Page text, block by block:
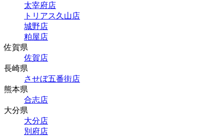
太宰府店
トリアス久山店
城野店
粕屋店
佐賀県
佐賀店
長崎県
させぼ五番街店
熊本県
合志店
大分県
大分店
別府店